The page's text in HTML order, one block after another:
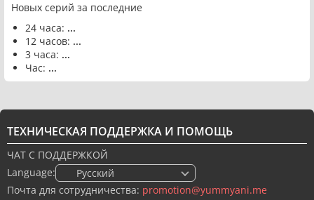
Новых серий за последние
24 часа: ...
12 часов: ...
3 часа: ...
Час: ...
ТЕХНИЧЕСКАЯ ПОДДЕРЖКА И ПОМОЩЬ
ЧАТ С ПОДДЕРЖКОЙ
Language:
🇷🇺 Русский
Почта для сотрудничества: promotion@yummyani.me